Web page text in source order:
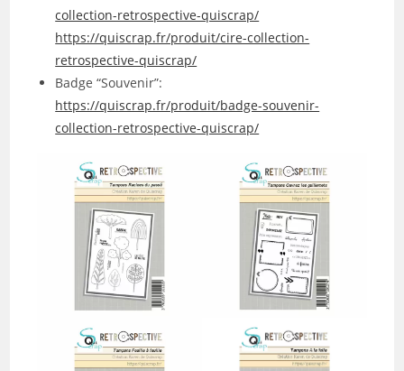
collection-retrospective-quiscrap/
https://quiscrap.fr/produit/cire-collection-
retrospective-quiscrap/
Badge “Souvenir”:
https://quiscrap.fr/produit/badge-souvenir-
collection-retrospective-quiscrap/